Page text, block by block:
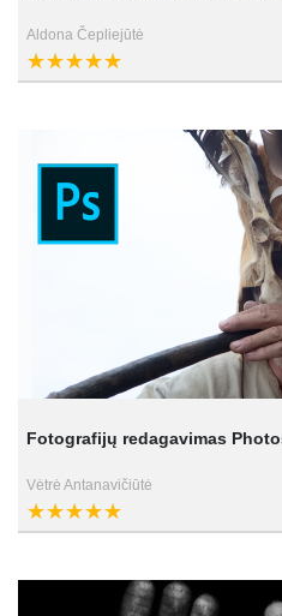
Aldona Čepliejūtė
Fotografijų redagavimas
Vėtrė Antanavičiūtė